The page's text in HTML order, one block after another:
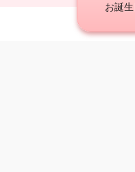
お誕生